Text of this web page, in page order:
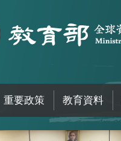
重要政策 教育資料